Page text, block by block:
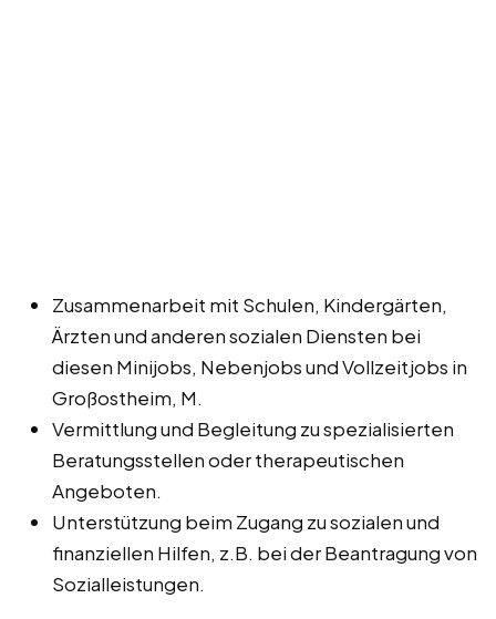
Zusammenarbeit mit Schulen, Kindergärten,
Ärzten und anderen sozialen Diensten bei
diesen Minijobs, Nebenjobs und Vollzeitjobs in
Großostheim, M.
Vermittlung und Begleitung zu spezialisierten
Beratungsstellen oder therapeutischen
Angeboten.
Unterstützung beim Zugang zu sozialen und
finanziellen Hilfen, z.B. bei der Beantragung von
Sozialleistungen.